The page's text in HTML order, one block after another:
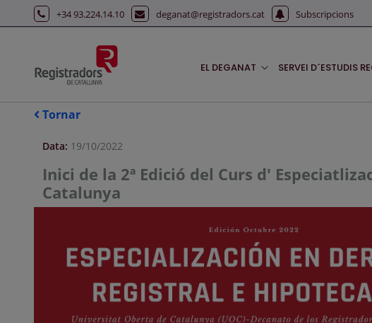
Salta al contingut principal
+34 93.224.14.10 deganat@registradors.cat Subscripcions
EL DEGANAT SERVEI D´ESTUDIS
Tornar
Data: 19/10/2022
Inici de la 2ª Edició del Curs d'
Catalunya